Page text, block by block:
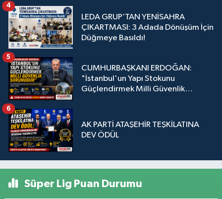
LEDA GRUP’TAN YENİSAHRA
ÇIKARTMASI: 3 Adada Dönüşüm İçin
Düğmeye Basıldı!
4
CUMHURBAŞKANI ERDOĞAN:
"İstanbul'un Yapı Stokunu
Güçlendirmek Milli Güvenlik
5
AK PARTİ ATAŞEHİR TEŞKİLATINA
DEV ÖDÜL
6
Süper Lig Puan Durumu